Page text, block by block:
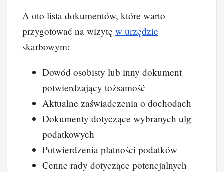
A oto lista dokumentów, które warto
przygotować na wizytę w urzędzie
skarbowym:
Dowód osobisty lub inny dokument
potwierdzający tożsamość
Aktualne zaświadczenia o dochodach
Dokumenty dotyczące wybranych ulg
podatkowych
Potwierdzenia płatności podatków
Cenne rady dotyczące potencjalnych